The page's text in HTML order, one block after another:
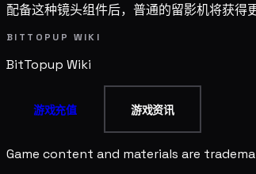
配备这种镜头组件后，普通的留影机将获
BITTOPUP WIKI
BitTopup Wiki
游戏充值 游戏资讯
Game content and materials are